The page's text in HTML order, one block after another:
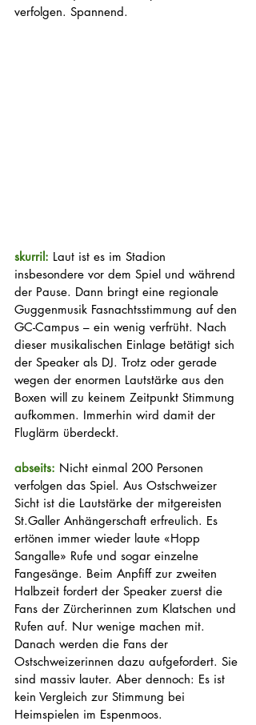
verfolgen. Spannend.
skurril: Laut ist es im Stadion
insbesondere vor dem Spiel und während
der Pause. Dann bringt eine regionale
Guggenmusik Fasnachtsstimmung auf den
GC-Campus – ein wenig verfrüht. Nach
dieser musikalischen Einlage betätigt sich
der Speaker als DJ. Trotz oder gerade
wegen der enormen Lautstärke aus den
Boxen will zu keinem Zeitpunkt Stimmung
aufkommen. Immerhin wird damit der
Fluglärm überdeckt.
abseits: Nicht einmal 200 Personen
verfolgen das Spiel. Aus Ostschweizer
Sicht ist die Lautstärke der mitgereisten
St.Galler Anhängerschaft erfreulich. Es
ertönen immer wieder laute «Hopp
Sangalle» Rufe und sogar einzelne
Fangesänge. Beim Anpfiff zur zweiten
Halbzeit fordert der Speaker zuerst die
Fans der Zürcherinnen zum Klatschen und
Rufen auf. Nur wenige machen mit.
Danach werden die Fans der
Ostschweizerinnen dazu aufgefordert. Sie
sind massiv lauter. Aber dennoch: Es ist
kein Vergleich zur Stimmung bei
Heimspielen im Espenmoos.